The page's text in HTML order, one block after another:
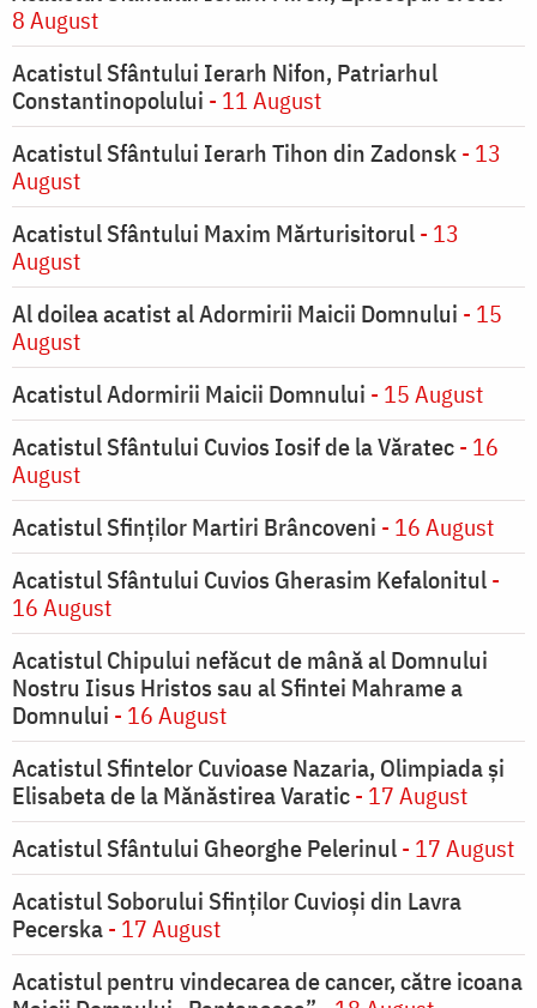
8 August
Acatistul Sfântului Ierarh Nifon, Patriarhul
Constantinopolului - 11 August
Acatistul Sfântului Ierarh Tihon din Zadonsk- 13
August
Acatistul Sfântului Maxim Mărturisitorul- 13
August
Al doilea acatist al Adormirii Maicii Domnului - 15
August
Acatistul Adormirii Maicii Domnului - 15 August
Acatistul Sfântului Cuvios Iosif de la Văratec- 16
August
Acatistul Sfinților Martiri Brâncoveni - 16 August
Acatistul Sfântului Cuvios Gherasim Kefalonitul-
16 August
Acatistul Chipului nefăcut de mână al Domnului
Nostru Iisus Hristos sau al Sfintei Mahrame a
Domnului - 16 August
Acatistul Sfintelor Cuvioase Nazaria, Olimpiada și
Elisabeta de la Mănăstirea Varatic- 17 August
Acatistul Sfântului Gheorghe Pelerinul- 17 August
Acatistul Soborului Sfinților Cuvioși din Lavra
Pecerska- 17 August
Acatistul pentru vindecarea de cancer, către icoana